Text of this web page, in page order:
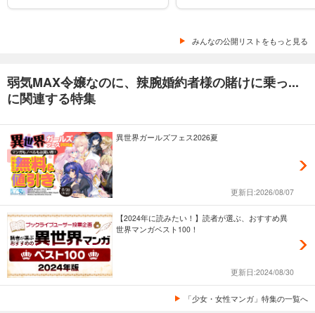
みんなの公開リストをもっと見る
弱気MAX令嬢なのに、辣腕婚約者様の賭けに乗っ...
に関連する特集
異世界ガールズフェス2026夏
更新日:2026/08/07
【2024年に読みたい！】読者が選ぶ、おすすめ異
世界マンガベスト100！
更新日:2024/08/30
「少女・女性マンガ」特集の一覧へ